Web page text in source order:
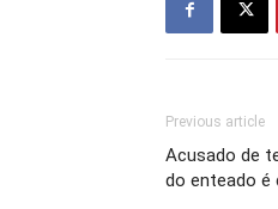
Previous article
Acusado de
do enteado é